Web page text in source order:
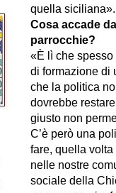
quella
Cosa accade
parrocchie?
«È lì che spesso
di formazione di
che la politica
dovrebbe
giusto non
C’è però una
fare, quella
nelle nostre
sociale della